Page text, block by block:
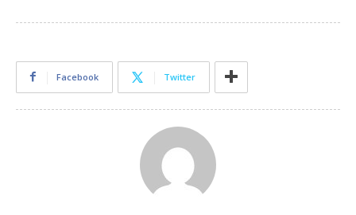
Facebook Twitter